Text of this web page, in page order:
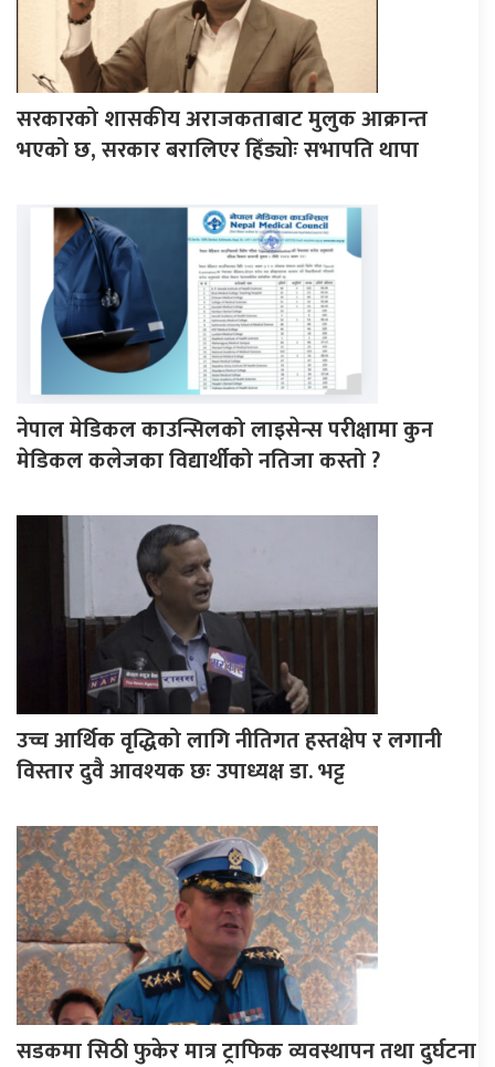
सरकारको शासकीय अराजकताबाट मुलुक आक्रान्त
भएको छ, सरकार बरालिएर हिँड्याेः सभापति थापा
नेपाल मेडिकल काउन्सिलको लाइसेन्स परीक्षामा कुन
मेडिकल कलेजका विद्यार्थीको नतिजा कस्तो ?
उच्च आर्थिक वृद्धिको लागि नीतिगत हस्तक्षेप र लगानी
विस्तार दुवै आवश्यक छः उपाध्यक्ष डा. भट्ट
सडकमा सिठी फुकेर मात्र ट्राफिक व्यवस्थापन तथा दुर्घटना